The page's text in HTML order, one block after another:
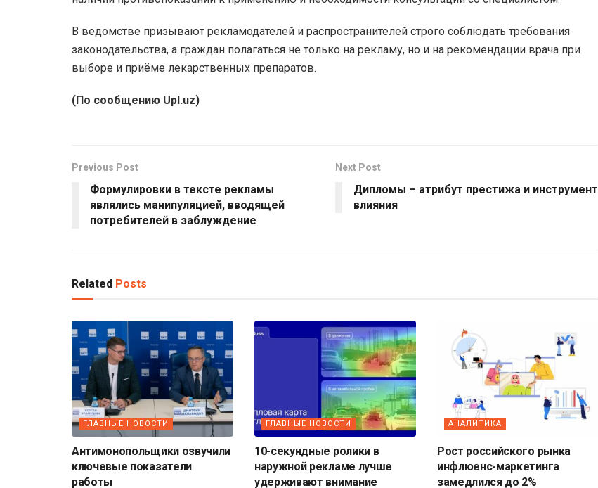
В ведомстве призывают рекламодателей и распространителей строго соблюдать требования
законодательства, а граждан полагаться не только на рекламу, но и на рекомендации врача при
выборе и приёме лекарственных препаратов.
(По сообщению Upl.uz)
Previous Post
Формулировки в тексте рекламы
являлись манипуляцией, вводящей
потребителей в заблуждение
Next Post
Дипломы – атрибут престижа и инструмент
влияния
Related Posts
ГЛАВНЫЕ НОВОСТИ
Антимонопольщики озвучили
ключевые показатели
работы
ГЛАВНЫЕ НОВОСТИ
10-секундные ролики в
наружной рекламе лучше
удерживают внимание
АНАЛИТИКА
Рост российского рынка
инфлюенс-маркетинга
замедлился до 2%